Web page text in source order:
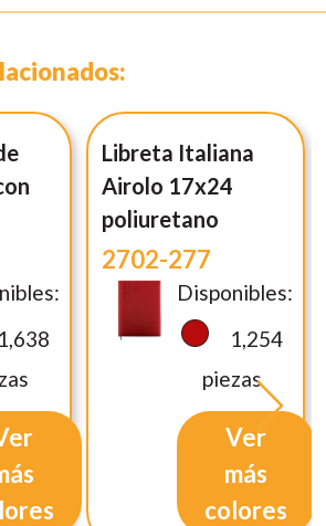
1,638
Libreta Italiana
Airolo 17x24
poliuretano
2702-277
Disponibles:
1,254
piezas
Ver
más
colores